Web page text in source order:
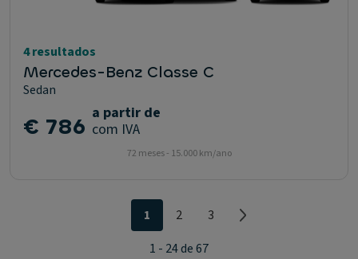
4 resultados
Mercedes-Benz Classe C
Sedan
€ 786 a partir de
com IVA
72 meses - 15.000 km/ano
1 2
3
1 - 24 de 67